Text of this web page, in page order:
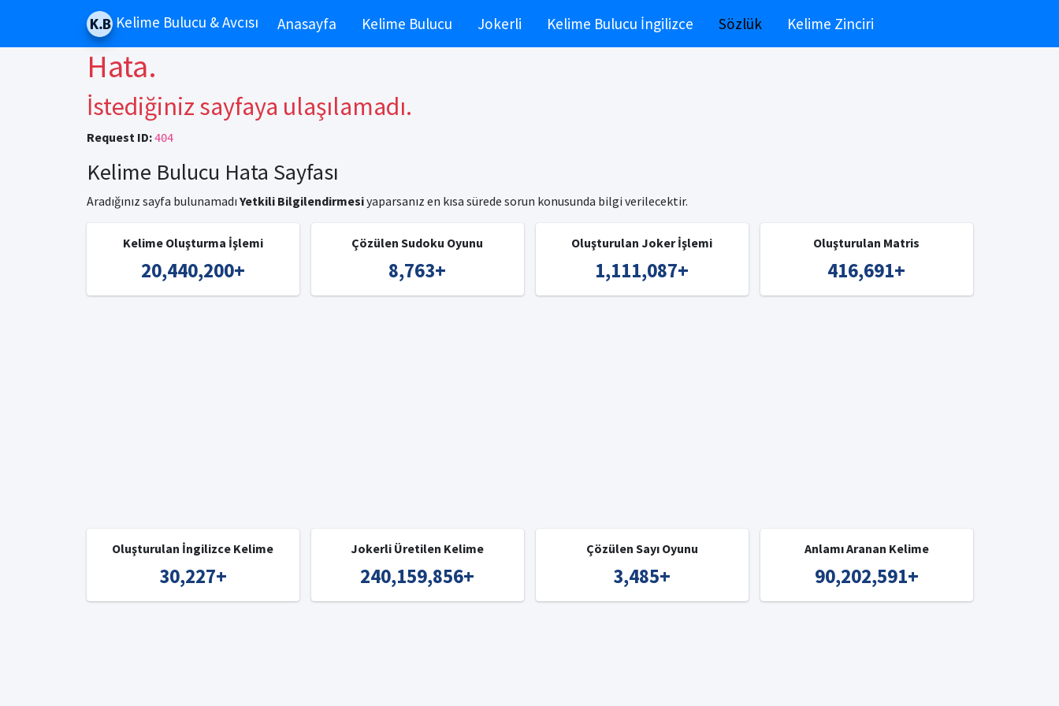
Kelime Bulucu & Avcısı Anasayfa Kelime Bulucu Jokerli Kelime Bulucu İngilizce Sözlük Kelime Zinciri
Hata.
İstediğiniz sayfaya ulaşılamadı.
Request ID: 404
Kelime Bulucu Hata Sayfası
Aradığınız sayfa bulunamadı Yetkili Bilgilendirmesiyaparsanız en kısa sürede sorun konusunda bilgi verilecektir.
Kelime Oluşturma İşlemi
20,440,200+
Çözülen Sudoku Oyunu
8,763+
Oluşturulan Joker İşlemi
1,111,087+
Oluşturulan Matris
416,691+
Oluşturulan İngilizce Kelime
30,227+
Jokerli Üretilen Kelime
240,159,856+
Çözülen Sayı Oyunu
3,485+
Anlamı Aranan Kelime
90,202,591+